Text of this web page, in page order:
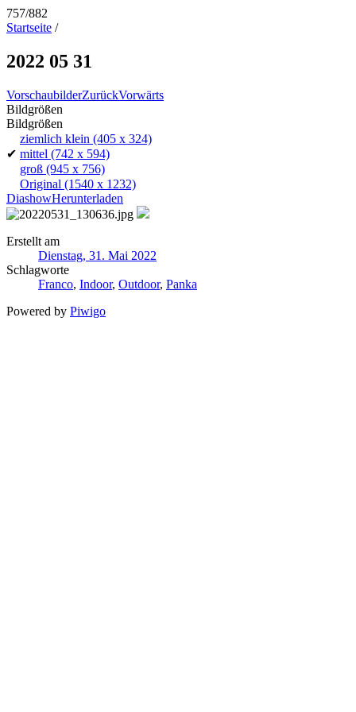
757/882
Startseite /
2022 05 31
VorschaubilderZurückVorwärts
Bildgrößen
Bildgrößen
ziemlich klein (405 x 324)
✔ mittel (742 x 594)
groß (945 x 756)
Original (1540 x 1232)
DiashowHerunterladen
Erstellt am
Dienstag, 31. Mai 2022
Schlagworte
Franco, Indoor, Outdoor, Panka
Powered by Piwigo